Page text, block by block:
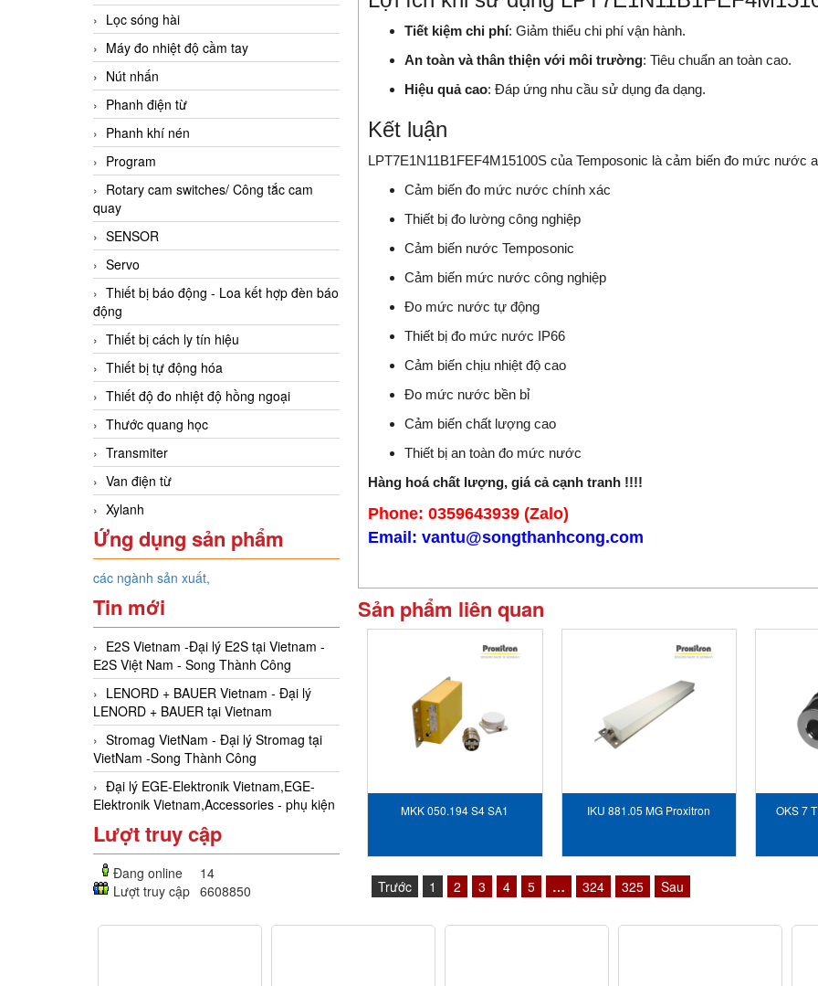
Lọc sóng hài
Máy đo nhiệt độ cầm tay
Nút nhấn
Phanh điện từ
Phanh khí nén
Program
Rotary cam switches/ Công tắc cam
quay
SENSOR
Servo
Thiết bị báo động - Loa kết hợp đèn báo
động
Thiết bị cách ly tín hiệu
Thiết bị tự động hóa
Thiết độ đo nhiệt độ hồng ngoại
Thước quang học
Transmiter
Van điện từ
Xylanh
Ứng dụng sản phẩm
các ngành sản xuất,
Tin mới
E2S Vietnam -Đại lý E2S tại Vietnam -
E2S Việt Nam - Song Thành Công
LENORD + BAUER Vietnam - Đại lý
LENORD + BAUER tại Vietnam
Stromag VietNam - Đại lý Stromag tại
VietNam -Song Thành Công
Đại lý EGE-Elektronik Vietnam,EGE-
Elektronik Vietnam,Accessories - phụ kiện
Lượt truy cập
Đang online
14
Lượt truy cập 6608850
Tiết kiệm chi phí: Giảm thiểu chi phí vận hành.
An toàn và thân thiện với môi trường: Tiêu chuẩn an toàn cao.
Hiệu quả cao: Đáp ứng nhu cầu sử dụng đa dạng.
Kết luận
LPT7E1N11B1FEF4M15100S của Temposonic là cảm biến đo mức nước
Cảm biến đo mức nước chính xác
Thiết bị đo lường công nghiệp
Cảm biến nước Temposonic
Cảm biến mức nước công nghiệp
Đo mức nước tự động
Thiết bị đo mức nước IP66
Cảm biến chịu nhiệt độ cao
Đo mức nước bền bỉ
Cảm biến chất lượng cao
Thiết bị an toàn đo mức nước
Hàng hoá chất lượng, giá cả cạnh tranh !!!!
Phone: 0359643939 (Zalo)
Email: vantu@songthanhcong.com
Sản phẩm liên quan
MKK 050.194 S4 SA1
IKU 881.05 MG Proxitron
OKS 7
Trước 1 2 3 4 5 … 324 325 Sau